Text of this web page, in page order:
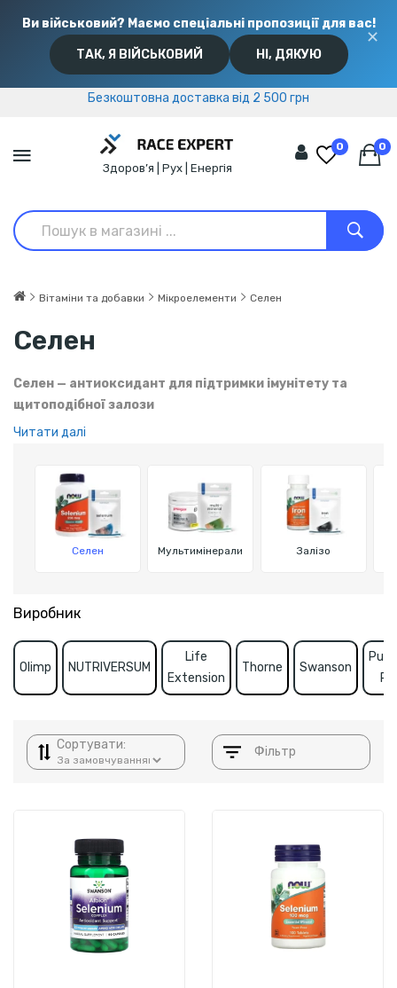
Ви військовий? Маємо спеціальні пропозиції для вас!
ТАК, Я ВІЙСЬКОВИЙ НІ, ДЯКУЮ
✕
Безкоштовна доставка від 2 500 грн
Безкоштовна доставка від 2 500 грн
Здоров’я | Рух | Енергія
0 0
Вітаміни та добавки Мікроелементи Селен
Селен
Селен — антиоксидант для підтримки імунітету та
щитоподібної залози
Селен — незамінний мінерал для підтримки
сприяє витривалості й оптимальному обміну речовин,
допомагаючи організму відновитися після навантажень.
Читати далі
Мультимінерали Залізо
Селен
Виробник
Olimp NUTRIVERSUM
Life
Extension
Thorne Swanson
Сортувати: Фільтр